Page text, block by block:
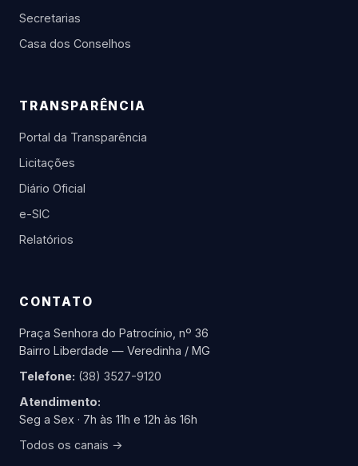
Secretarias
Casa dos Conselhos
TRANSPARÊNCIA
Portal da Transparência
Licitações
Diário Oficial
e-SIC
Relatórios
CONTATO
Praça Senhora do Patrocínio, nº 36
Bairro Liberdade — Veredinha / MG
Telefone: (38) 3527-9120
Atendimento:
Seg a Sex · 7h às 11h e 12h às 16h
Todos os canais →